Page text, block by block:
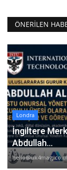
ÖNERILEN
Londra
İngiltere
Abdullah...